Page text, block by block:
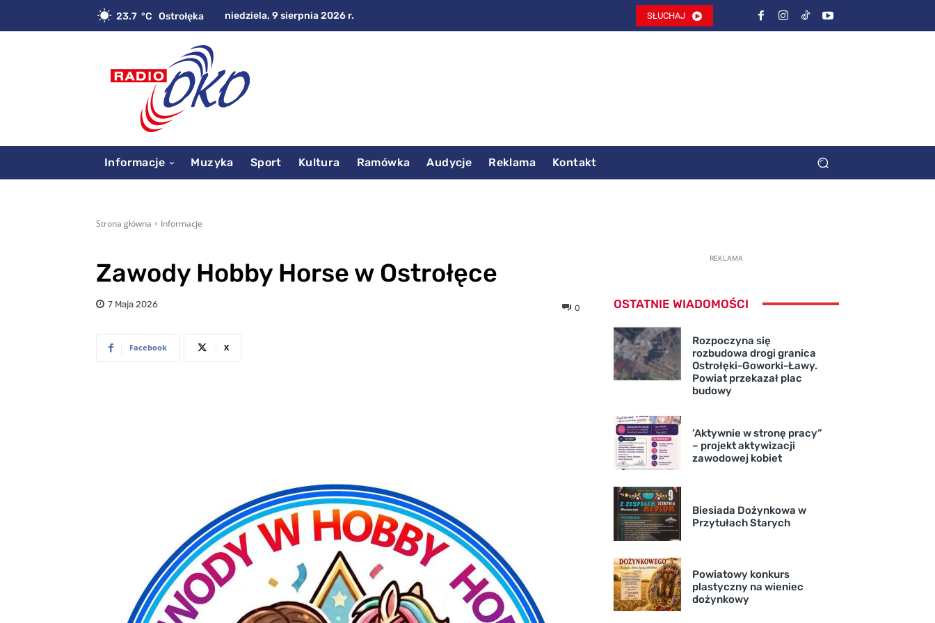
23.7 C Ostrołęka niedziela, 9 sierpnia 2026 r. SŁUCHAJ
Informacje Muzyka Sport Kultura Ramówka Audycje Reklama Kontakt
Strona główna Informacje
Zawody Hobby Horse w Ostrołęce
7 Maja 2026 0
Facebook X
REKLAMA
OSTATNIE WIADOMOŚCI
Rozpoczyna się
rozbudowa drogi granica
Ostrołęki-Goworki-Ławy.
Powiat przekazał plac
budowy
’Aktywnie w stronę pracy”
– projekt aktywizacji
zawodowej kobiet
Biesiada Dożynkowa w
Przytułach Starych
Powiatowy konkurs
plastyczny na wieniec
dożynkowy